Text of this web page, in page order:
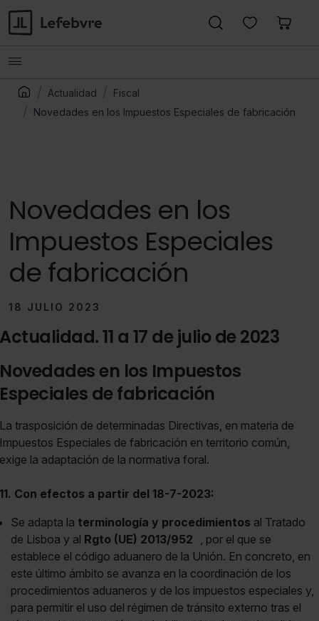
Actualidad
Fiscal
Novedades en los Impuestos Especiales de fabricación
Novedades en los
Impuestos Especiales
de fabricación
18 JULIO 2023
Actualidad. 11 a 17 de julio de 2023
Novedades en los Impuestos
Especiales de fabricación
La trasposición de determinadas Directivas, en materia de
Impuestos Especiales de fabricación en territorio común,
exige la adaptación de la normativa foral.
11. Con efectos a partir del 18-7-2023:
Se adapta la terminología y procedimientos al Tratado
de Lisboa y al Rgto (UE) 2013/952 , por el que se
establece el código aduanero de la Unión. En concreto, en
este último ámbito se avanza en la coordinación de los
procedimientos aduaneros y de los impuestos especiales y,
para permitir el uso del régimen de tránsito externo tras el